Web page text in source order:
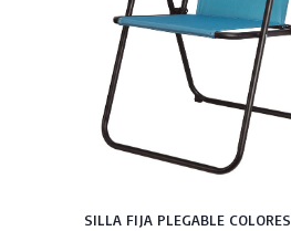
SILLA FIJA PLEGABLE COLORES